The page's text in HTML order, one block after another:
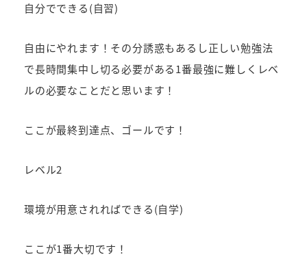
自分でできる(自習)
自由にやれます！その分誘惑もあるし正しい勉強法
で長時間集中し切る必要がある1番最強に難しくレベ
ルの必要なことだと思います！
ここが最終到達点、ゴールです！
レベル2
環境が用意されればできる(自学)
ここが1番大切です！